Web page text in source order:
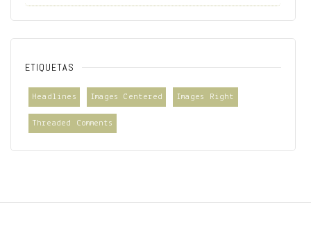
ETIQUETAS
Headlines Images Centered Images Right
Threaded Comments